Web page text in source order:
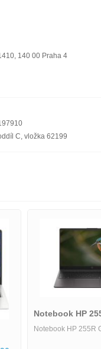
140 00 Praha 4
C, vložka 62199
Notebook HP
Notebook HP 255R